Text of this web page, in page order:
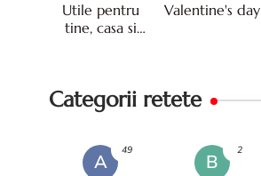
Utile pentru
tine, casa si
Valentine's day
Categorii retete
A
49
B
2